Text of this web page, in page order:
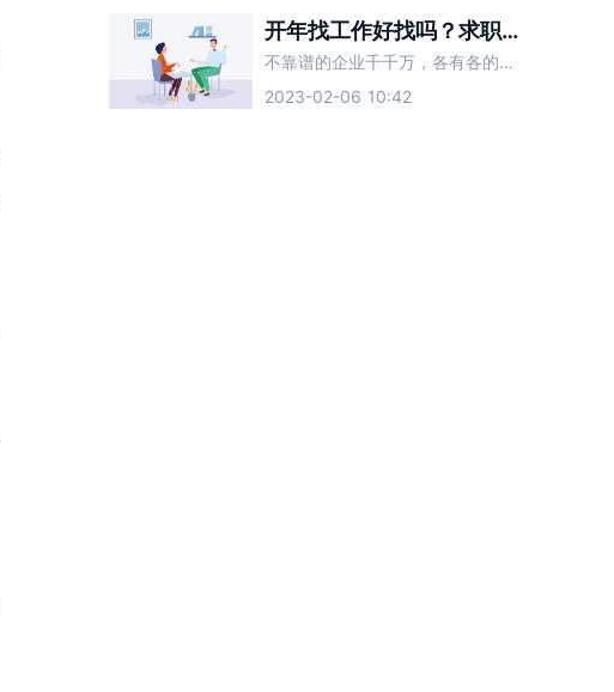
开年找工作好找吗？求职面试要注意避开这些坑
不靠谱的企业千千万，各有各的不同。2023新年已经结束，现在正处于职场人跳槽高发季，想要找到心仪的工作，要避开一些套路化的企业。面试时遇到这几种公司，一定要提高警惕，赶紧跑路。
2023-02-06 10:42